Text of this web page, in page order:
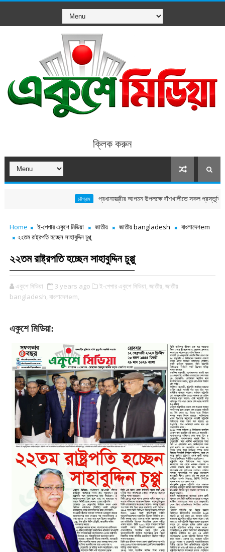
ক্লিক করুন
প্রধানমন্ত্রীর আগমন উপলক্ষে বাঁশখালীতে সকল প্রস্তুতি সম্পন্ন, নতুন
Home ই-পেপার একুশে মিডিয়া জাতীয় জাতীয় bangladesh
বাংলাদেশem
২২তম রাষ্ট্রপতি হচ্ছেন সাহাবুদ্দিন চুপ্পু
২২তম রাষ্ট্রপতি হচ্ছেন সাহাবুদ্দিন চুপ্পু
একুশে মিডিয়া 3 years ago ই-পেপার একুশে মিডিয়া, জাতীয়, জাতীয়
bangladesh, বাংলাদেশem,
একুশে মিডিয়া: